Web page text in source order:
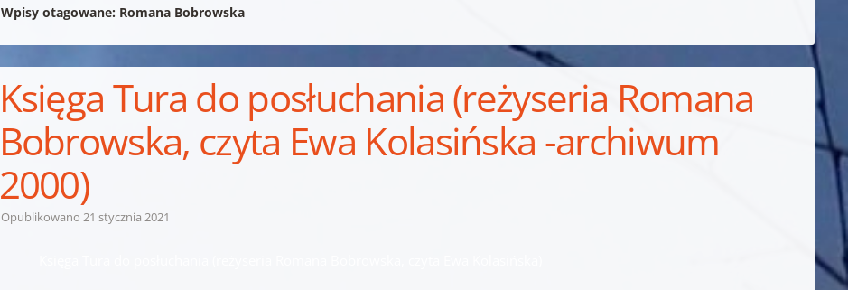
Wpisy otagowane: Romana Bobrowska
Księga Tura do posłuchania (reżyseria Romana
Bobrowska, czyta Ewa Kolasińska -archiwum
2000)
Opublikowano21 stycznia 2021